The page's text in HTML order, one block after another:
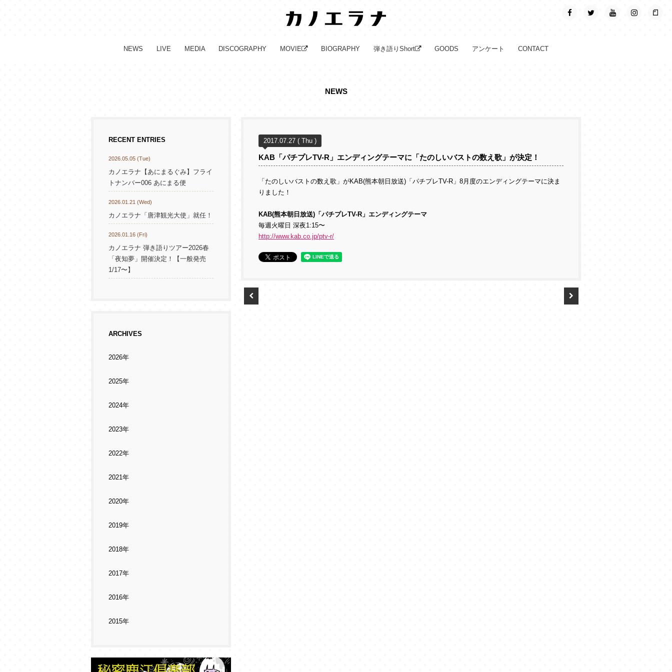
NEWS LIVE MEDIA DISCOGRAPHY MOVIE BIOGRAPHY 弾き語りShort GOODS アンケート CONTACT
NEWS
2017.07.27 ( Thu )
KAB「パチプレTV-R」エンディングテーマに「たのしいバストの数え歌」が決定！
「たのしいバストの数え歌」がKAB(熊本朝日放送)「パチプレTV-R」8月度のエンディングテーマに決ま
りました！
KAB(熊本朝日放送)「パチプレTV-R」エンディングテーマ
毎週火曜日 深夜1:15〜
http://www.kab.co.jp/ptv-r/
RECENT ENTRIES
2026.05.05 (Tue)
カノエラナ【あにまるぐみ】フライ
トナンバー006 あにまる便
2026.01.21 (Wed)
カノエラナ「唐津観光大使」就任！
2026.01.16 (Fri)
カノエラナ 弾き語りツアー2026春
「夜知夢」開催決定！【一般発売
1/17〜】
ARCHIVES
2026年
2025年
2024年
2023年
2022年
2021年
2020年
2019年
2018年
2017年
2016年
2015年